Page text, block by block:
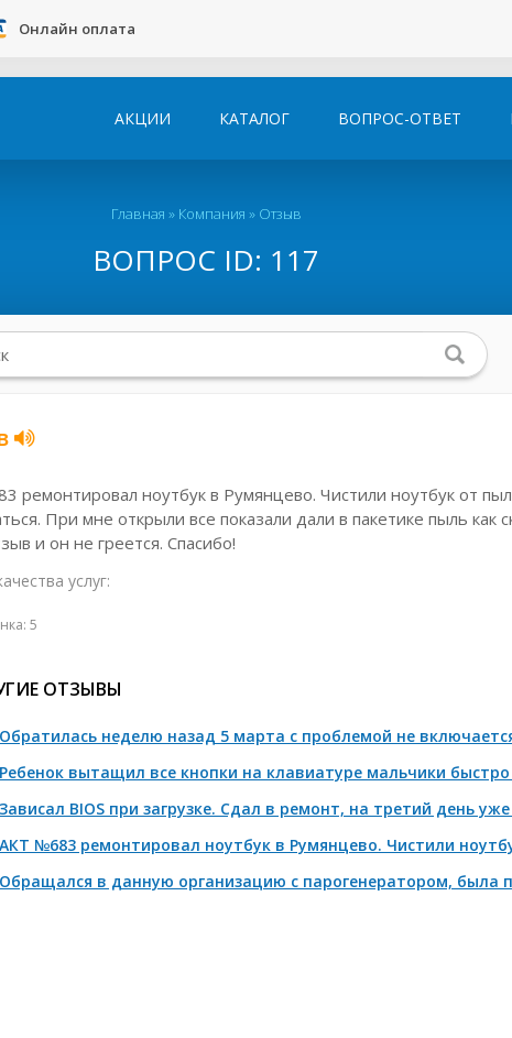
Онлайн оплата
ВОПРОС-ОТВЕТ
КАТАЛОГ
АКЦИИ
Главная » Компания » Отзыв
ВОПРОС ID: 117
ремонтировал ноутбук в Румянцево. Чистили ноутбук от
При мне открыли все показали дали в пакетике пыль как
и он не греется. Спасибо!
услуг:
5
ОТЗЫВЫ
Обратилась неделю назад 5 марта с проблемой не
Ребенок вытащил все кнопки на клавиатуре мальчики быстро
Зависал BIOS при загрузке. Сдал в ремонт, на третий день
АКТ №683 ремонтировал ноутбук в Румянцево. Чистили
Обращался в данную организацию с парогенератором, была